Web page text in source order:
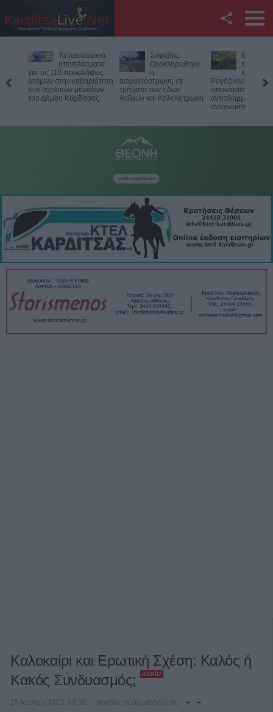
Twitter
YouTube
RSS
Επικοινωνία με το
KarditsaLive.Net
Τα προσωρινά
αποτελέσματα
για τις 116 προσλήψεις
ατόμων στην καθαριότητα
των σχολικών μονάδων
του Δήμου Καρδίτσας
Σοφάδες:
Ολοκληρώθηκε
η
ασφαλτόστρωση σε
τμήματα των οδών
Ανθέων και Κολοκοτρώνη
Έργο
ευρώ για
Ρογόζινου και την
αποκατάσταση των
αντιπλημμυρικών
αναχωμάτων
Καλοκαίρι και Ερωτική Σχέση: Καλός ή
Κακός Συνδυασμός;
ΚΎΡΙΟ
25 Ιουλίου 2013, 09:38
μέγεθος γραμματοσειράς